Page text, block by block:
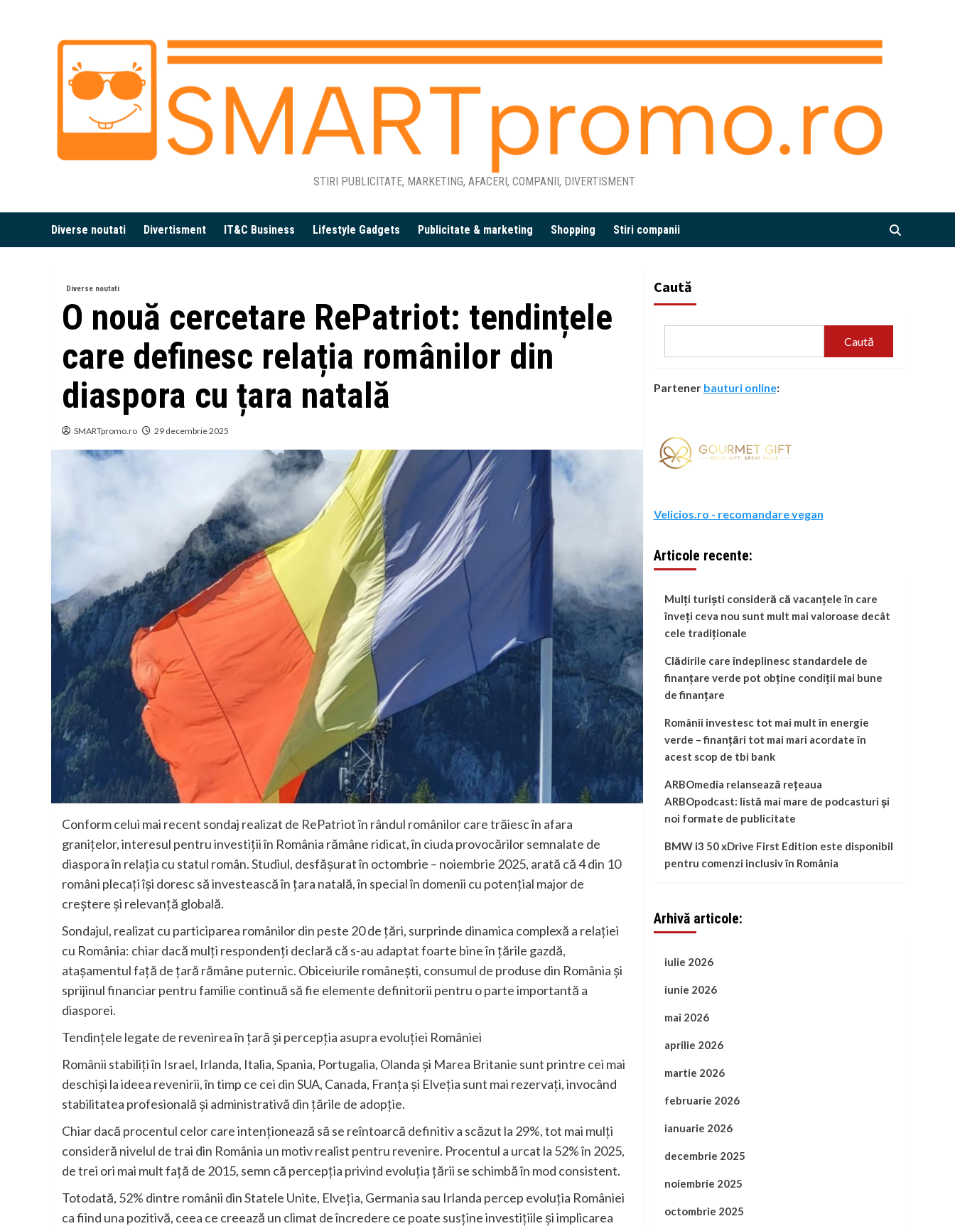
STIRI PUBLICITATE, MARKETING, AFACERI, COMPANII, DIVERTISMENT
Diverse noutati Divertisment IT&C Business Lifestyle Gadgets Publicitate & marketing Shopping Stiri companii
Diverse noutati
O nouă cercetare RePatriot: tendințele
care definesc relația românilor din
diaspora cu țara natală
SMARTpromo.ro 29 decembrie 2025
Conform celui mai recent sondaj realizat de RePatriot în rândul românilor care trăiesc în afara
granițelor, interesul pentru investiții în România rămâne ridicat, în ciuda provocărilor semnalate de
diaspora în relația cu statul român. Studiul, desfășurat în octombrie – noiembrie 2025, arată că 4 din 10
români plecați își doresc să investească în țara natală, în special în domenii cu potențial major de
creștere și relevanță globală.
Sondajul, realizat cu participarea românilor din peste 20 de țări, surprinde dinamica complexă a relației
cu România: chiar dacă mulți respondenți declară că s-au adaptat foarte bine în țările gazdă,
atașamentul față de țară rămâne puternic. Obiceiurile românești, consumul de produse din România și
sprijinul financiar pentru familie continuă să fie elemente definitorii pentru o parte importantă a
diasporei.
Tendințele legate de revenirea în țară și percepția asupra evoluției României
Românii stabiliți în Israel, Irlanda, Italia, Spania, Portugalia, Olanda și Marea Britanie sunt printre cei mai
deschiși la ideea revenirii, în timp ce cei din SUA, Canada, Franța și Elveția sunt mai rezervați, invocând
stabilitatea profesională și administrativă din țările de adopție.
Chiar dacă procentul celor care intenționează să se reîntoarcă definitiv a scăzut la 29%, tot mai mulți
consideră nivelul de trai din România un motiv realist pentru revenire. Procentul a urcat la 52% în 2025,
de trei ori mai mult față de 2015, semn că percepția privind evoluția țării se schimbă în mod consistent.
Totodată, 52% dintre românii din Statele Unite, Elveția, Germania sau Irlanda percep evoluția României
ca fiind una pozitivă, ceea ce creează un climat de încredere ce poate susține investițiile și implicarea
Caută
Caută
Partener bauturi online:
Velicios.ro - recomandare vegan
Articole recente:
Mulți turiști consideră că vacanțele în care
înveți ceva nou sunt mult mai valoroase decât
cele tradiționale
Clădirile care îndeplinesc standardele de
finanțare verde pot obține condiții mai bune
de finanțare
Românii investesc tot mai mult în energie
verde – finanțări tot mai mari acordate în
acest scop de tbi bank
ARBOmedia relansează rețeaua
ARBOpodcast: listă mai mare de podcasturi și
noi formate de publicitate
BMW i3 50 xDrive First Edition este disponibil
pentru comenzi inclusiv în România
Arhivă articole:
iulie 2026
iunie 2026
mai 2026
aprilie 2026
martie 2026
februarie 2026
ianuarie 2026
decembrie 2025
noiembrie 2025
octombrie 2025